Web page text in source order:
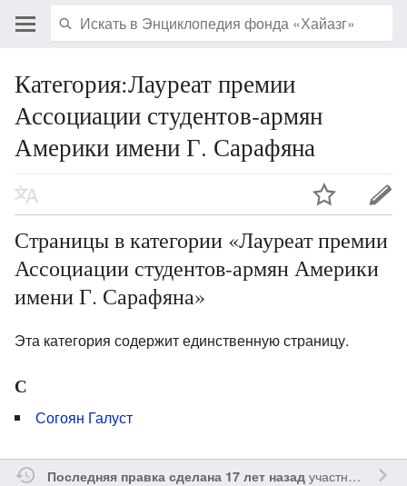
Категория:Лауреат премии
Ассоциации студентов-армян
Америки имени Г. Сарафяна
Страницы в категории «Лауреат премии
Ассоциации студентов-армян Америки
имени Г. Сарафяна»
Эта категория содержит единственную страницу.
С
Согоян Галуст
Последняя правка сделана 17 лет назадучастником